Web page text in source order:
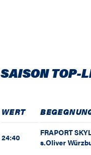
SAISON TOP-
WERT
24:40 FRAPORT
s.Oliver